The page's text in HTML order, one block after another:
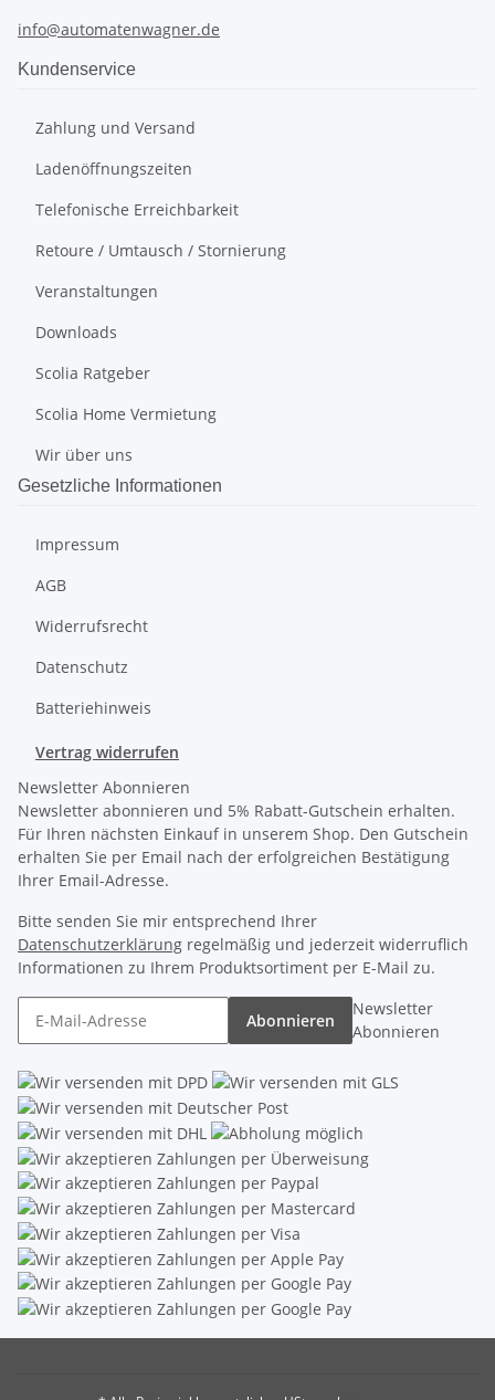
info@automatenwagner.de
Kundenservice
Zahlung und Versand
Ladenöffnungszeiten
Telefonische Erreichbarkeit
Retoure / Umtausch / Stornierung
Veranstaltungen
Downloads
Scolia Ratgeber
Scolia Home Vermietung
Wir über uns
Gesetzliche Informationen
Impressum
AGB
Widerrufsrecht
Datenschutz
Batteriehinweis
Vertrag widerrufen
Newsletter Abonnieren
Newsletter abonnieren und 5% Rabatt-Gutschein erhalten.
Für Ihren nächsten Einkauf in unserem Shop. Den Gutschein
erhalten Sie per Email nach der erfolgreichen Bestätigung
Ihrer Email-Adresse.
Bitte senden Sie mir entsprechend Ihrer
Datenschutzerklärung regelmäßig und jederzeit widerruflich
Informationen zu Ihrem Produktsortiment per E-Mail zu.
Abonnieren
Newsletter
Abonnieren